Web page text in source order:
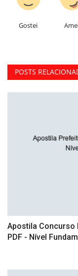
Gostei
POSTS
Apostila Concurso
PDF - Nível